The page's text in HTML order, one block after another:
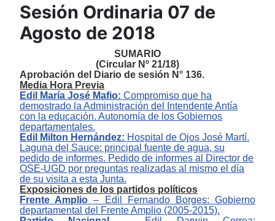
Sesión Ordinaria 07 de
Agosto de 2018
SUMARIO
(Circular Nº 21/18)
Aprobación del Diario de sesión N° 136.
Media Hora Previa
Edil María José Mafio: Compromiso que ha
demostrado la Administración del Intendente Antía
con la educación. Autonomía de los Gobiernos
departamentales.
Edil Milton Hernández: Hospital de Ojos José Martí.
Laguna del Sauce: principal fuente de agua, su
pedido de informes. Pedido de informes al Director de
OSE-UGD por preguntas realizadas al mismo el día
de su visita a esta Junta.
Exposiciones de los partidos políticos
Frente Amplio ‒ Edil Fernando Borges: Gobierno
departamental del Frente Amplio (2005-2015).